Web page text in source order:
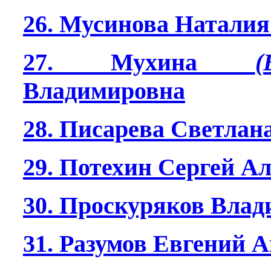
26. Мусинова
27. Мухина
Владимировна
28. Писарева
29. Потехин Сергей
30. Проскуряков
31. Разумов Евгений